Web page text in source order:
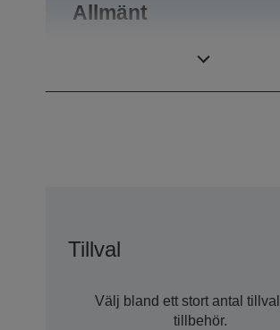
Allmänt
Tillval
Välj bland ett stort antal
tillbehör.